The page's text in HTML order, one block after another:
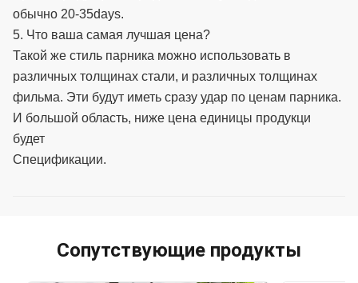
обычно 20-35days.
5. Что ваша самая лучшая цена?
Такой же стиль парника можно использовать в
различных толщинах стали, и различных толщинах
фильма. Эти будут иметь сразу удар по ценам парника.
И большой область, ниже цена единицы продукци
будет
Спецификации.
Сопутствующие продукты